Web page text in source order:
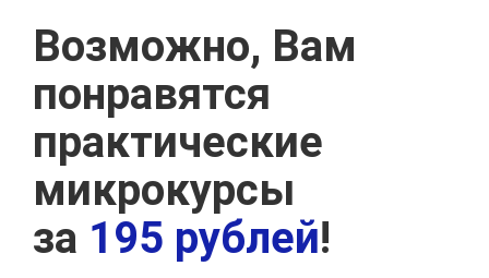
Возможно, Вам
понравятся
практические
микрокурсы
за 195 рублей!